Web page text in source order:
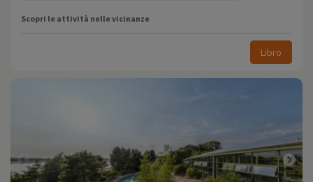
Scopri le attività nelle vicinanze
Libro